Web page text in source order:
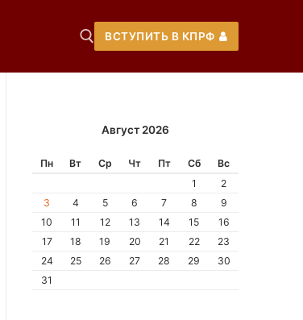
ВСТУПИТЬ В КПРФ
Август 2026
Пн Вт Ср Чт Пт Сб
Вс
1
2
3
4 5 6 7 8
9
10
11 12 13 14 15
16
17
18 19 20 21 22
23
24
25 26 27 28 29
30
31